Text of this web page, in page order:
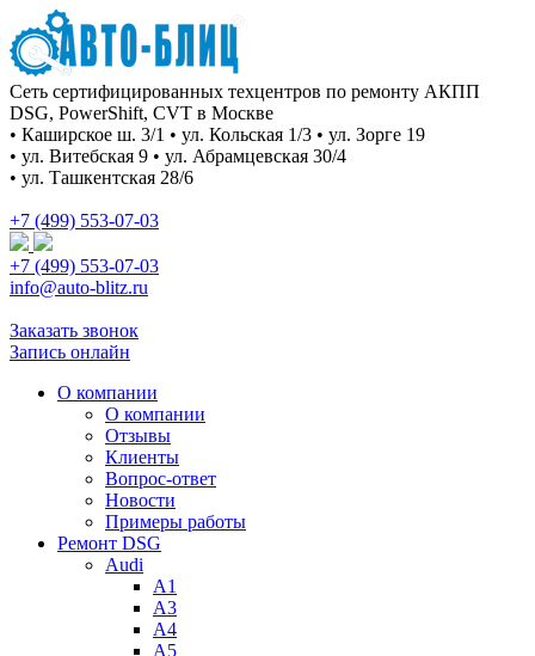
Сеть сертифицированных техцентров по ремонту АКПП
DSG, PowerShift, CVT в Москве
• Каширское ш. 3/1 • ул. Кольская 1/3 • ул. Зорге 19
• ул. Витебская 9 • ул. Абрамцевская 30/4
• ул. Ташкентская 28/6
+7 (499) 553-07-03
+7 (499) 553-07-03
info@auto-blitz.ru
Заказать звонок
Запись онлайн
О компании
О компании
Отзывы
Клиенты
Вопрос-ответ
Новости
Примеры работы
Ремонт DSG
Audi
A1
A3
A4
A5